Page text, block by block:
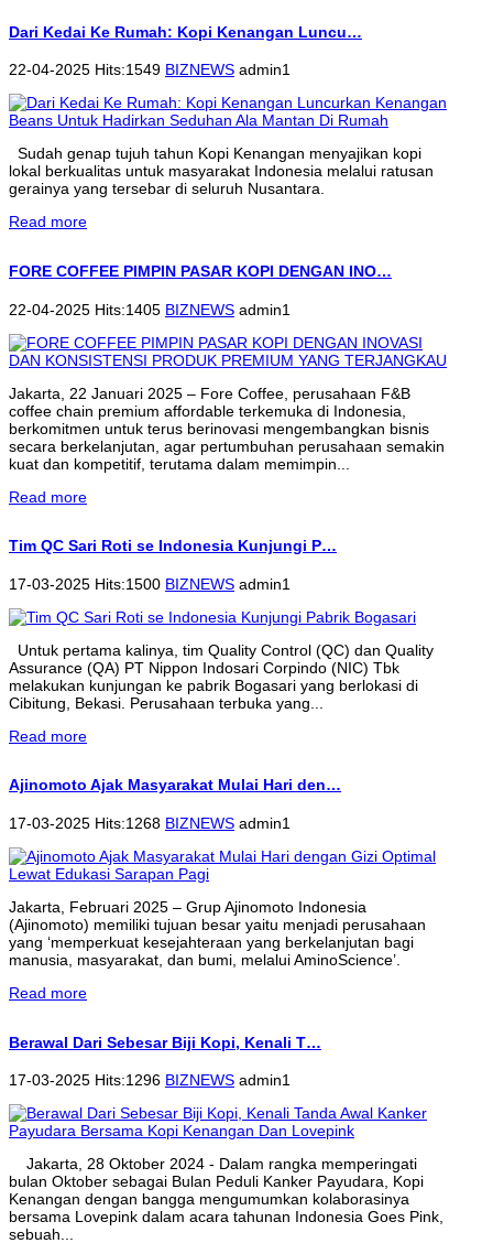
Dari Kedai Ke Rumah: Kopi Kenangan Luncu…
22-04-2025 Hits:1549 BIZNEWS admin1
Sudah genap tujuh tahun Kopi Kenangan menyajikan kopi
lokal berkualitas untuk masyarakat Indonesia melalui ratusan
gerainya yang tersebar di seluruh Nusantara.
Read more
FORE COFFEE PIMPIN PASAR KOPI DENGAN INO…
22-04-2025 Hits:1405 BIZNEWS admin1
Jakarta, 22 Januari 2025 – Fore Coffee, perusahaan F&B
coffee chain premium affordable terkemuka di Indonesia,
berkomitmen untuk terus berinovasi mengembangkan bisnis
secara berkelanjutan, agar pertumbuhan perusahaan semakin
kuat dan kompetitif, terutama dalam memimpin...
Read more
Tim QC Sari Roti se Indonesia Kunjungi P…
17-03-2025 Hits:1500 BIZNEWS admin1
Untuk pertama kalinya, tim Quality Control (QC) dan Quality
Assurance (QA) PT Nippon Indosari Corpindo (NIC) Tbk
melakukan kunjungan ke pabrik Bogasari yang berlokasi di
Cibitung, Bekasi. Perusahaan terbuka yang...
Read more
Ajinomoto Ajak Masyarakat Mulai Hari den…
17-03-2025 Hits:1268 BIZNEWS admin1
Jakarta, Februari 2025 – Grup Ajinomoto Indonesia
(Ajinomoto) memiliki tujuan besar yaitu menjadi perusahaan
yang ‘memperkuat kesejahteraan yang berkelanjutan bagi
manusia, masyarakat, dan bumi, melalui AminoScience’.
Read more
Berawal Dari Sebesar Biji Kopi, Kenali T…
17-03-2025 Hits:1296 BIZNEWS admin1
Jakarta, 28 Oktober 2024 - Dalam rangka memperingati
bulan Oktober sebagai Bulan Peduli Kanker Payudara, Kopi
Kenangan dengan bangga mengumumkan kolaborasinya
bersama Lovepink dalam acara tahunan Indonesia Goes Pink,
sebuah...